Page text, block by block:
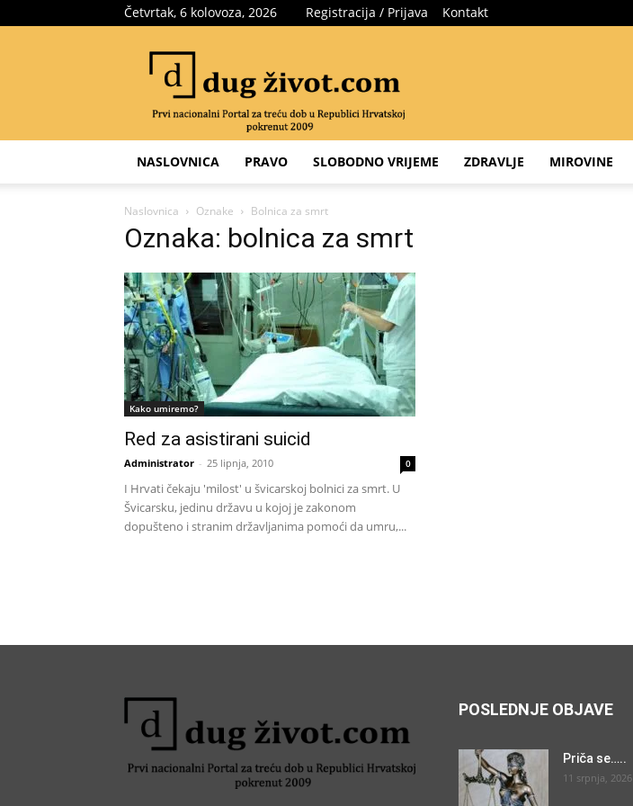
Četvrtak, 6 kolovoza, 2026 Registracija / Prijava Kontakt
za
treću
dob
NASLOVNICA PRAVO SLOBODNO VRIJEME ZDRAVLJE MIROVINE
Naslovnica Oznake Bolnica za smrt
Oznaka: bolnica za smrt
Kako umiremo?
Red za asistirani suicid
Administrator - 25 lipnja, 2010 0
I Hrvati čekaju 'milost' u švicarskoj bolnici za smrt. U
Švicarsku, jedinu državu u kojoj je zakonom
dopušteno i stranim državljanima pomoći da umru,...
POSLEDNJE OBJAVE
Priča se…..
11 srpnja, 2026